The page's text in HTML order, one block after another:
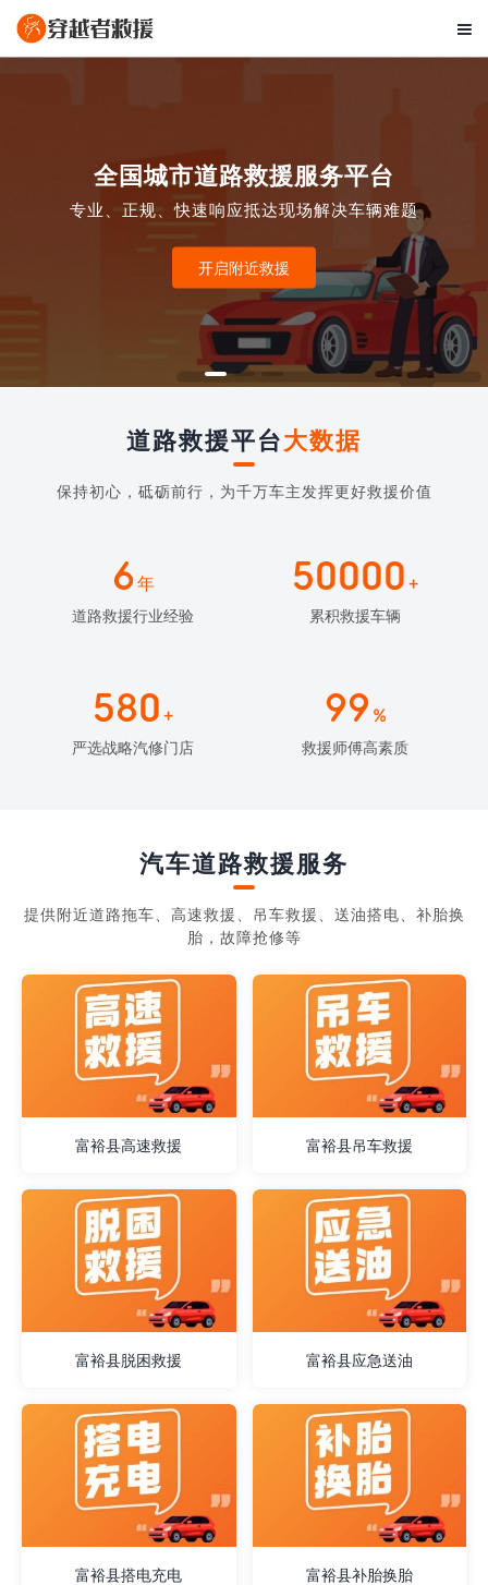

全国城市道路救援服务平台
专业、正规、快速响应抵达现场解决车辆难题
开启附近救援
道路救援平台大数据
保持初心，砥砺前行，为千万车主发挥更好救援价值
6年
道路救援行业经验
50000 +
累积救援车辆
580 +
严选战略汽修门店
99 %
救援师傅高素质
汽车道路救援服务
提供附近道路拖车、高速救援、吊车救援、送油搭电、补胎换
胎，故障抢修等
富裕县高速救援 富裕县吊车救援
富裕县脱困救援 富裕县应急送油
富裕县搭电充电 富裕县补胎换胎